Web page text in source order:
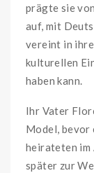
prägte sie
auf, mit
vereint in
kulturellen
haben kann.
Ihr Vater
Model, bevor
heirateten im
später zur